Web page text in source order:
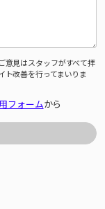
意見はスタッフがすべて拝
ト改善を行ってまいりま
フォームから